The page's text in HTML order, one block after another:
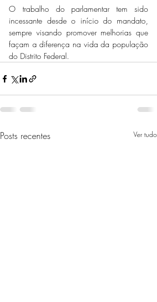
O trabalho do parlamentar tem sido
incessante desde o início do mandato,
sempre visando promover melhorias que
façam a diferença na vida da população
do Distrito Federal.
Posts recentes Ver tudo